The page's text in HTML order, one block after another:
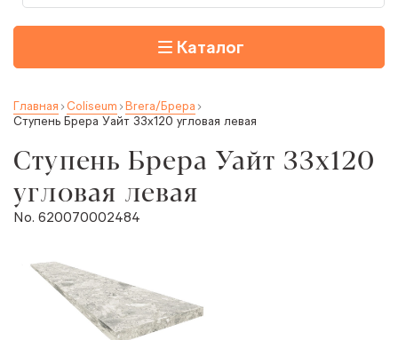
Каталог
Главная Coliseum Brera/Брера
Ступень Брера Уайт 33x120 угловая левая
Ступень Брера Уайт 33x120
угловая левая
No. 620070002484